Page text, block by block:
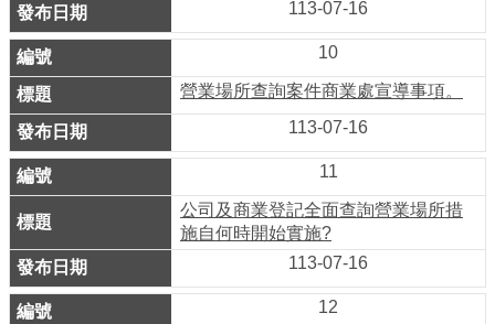
網
站
導
覽
回
頁
ENGLISH
113-07-16
10
營業場所查詢案件商業處宣導事項。
113-07-16
11
公司及商業登記全面查詢營業場所措
施自何時開始實施?
113-07-16
12